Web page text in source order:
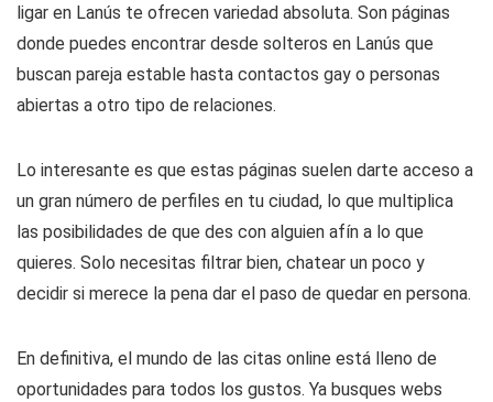
ligar en Lanús te ofrecen variedad absoluta. Son páginas
donde puedes encontrar desde solteros en Lanús que
buscan pareja estable hasta contactos gay o personas
abiertas a otro tipo de relaciones.
Lo interesante es que estas páginas suelen darte acceso a
un gran número de perfiles en tu ciudad, lo que multiplica
las posibilidades de que des con alguien afín a lo que
quieres. Solo necesitas filtrar bien, chatear un poco y
decidir si merece la pena dar el paso de quedar en persona.
En definitiva, el mundo de las citas online está lleno de
oportunidades para todos los gustos. Ya busques webs